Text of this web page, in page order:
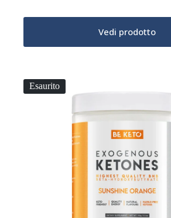
Vedi prodotto
Esaurito